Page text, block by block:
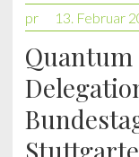
pr 13. Februar